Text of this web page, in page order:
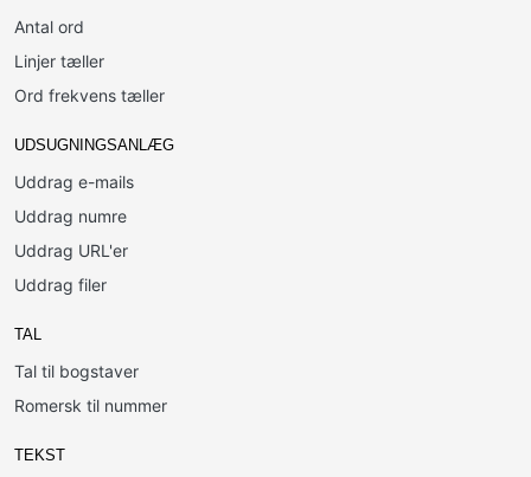
Antal ord
Linjer tæller
Ord frekvens tæller
UDSUGNINGSANLÆG
Uddrag e-mails
Uddrag numre
Uddrag URL'er
Uddrag filer
TAL
Tal til bogstaver
Romersk til nummer
TEKST